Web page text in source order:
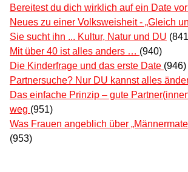
Bereitest du dich wirklich auf ein Date
Neues zu einer Volksweisheit - „Gleich
Sie sucht ihn ... Kultur, Natur und DU
Mit über 40 ist alles anders … (940)
Die Kinderfrage und das erste Date (946)
Partnersuche? Nur DU kannst alles
Das einfache Prinzip – gute
weg (951)
Was Frauen angeblich über
(953)